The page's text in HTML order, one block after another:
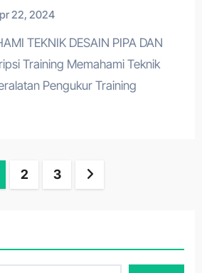
22, 2024
Training Memahami Teknik
Pengukur Training
2 3